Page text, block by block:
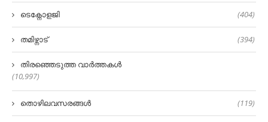
ടെക്നോളജി (404)
തമിഴ്നാട് (394)
തിരഞ്ഞെടുത്ത വാർത്തകൾ
(10,997)
തൊഴിലവസരങ്ങൾ (119)